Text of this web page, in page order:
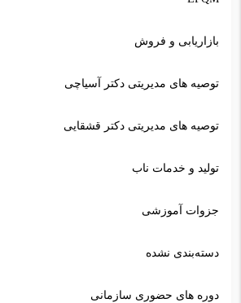
بازاریابی و فروش
توصیه های مدیریتی دکتر آسیاچی
توصیه های مدیریتی دکتر قشقایی
تولید و خدمات ناب
جزوات آموزشی
دسته‌بندی نشده
دوره های حضوری سازمانی